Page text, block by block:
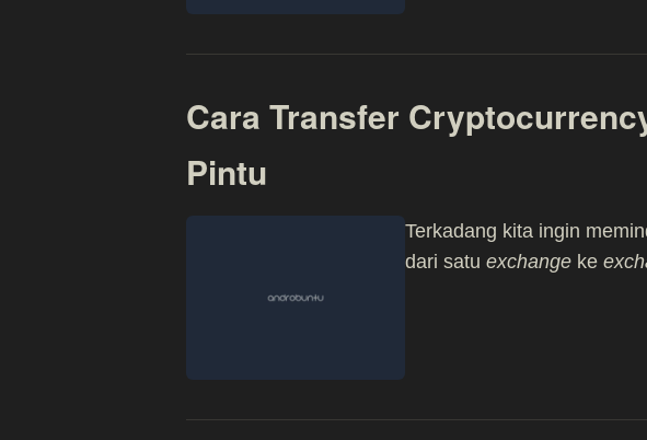
Cara Transfer
Pintu
Terkadang kita ingin
dari satu exchange ke